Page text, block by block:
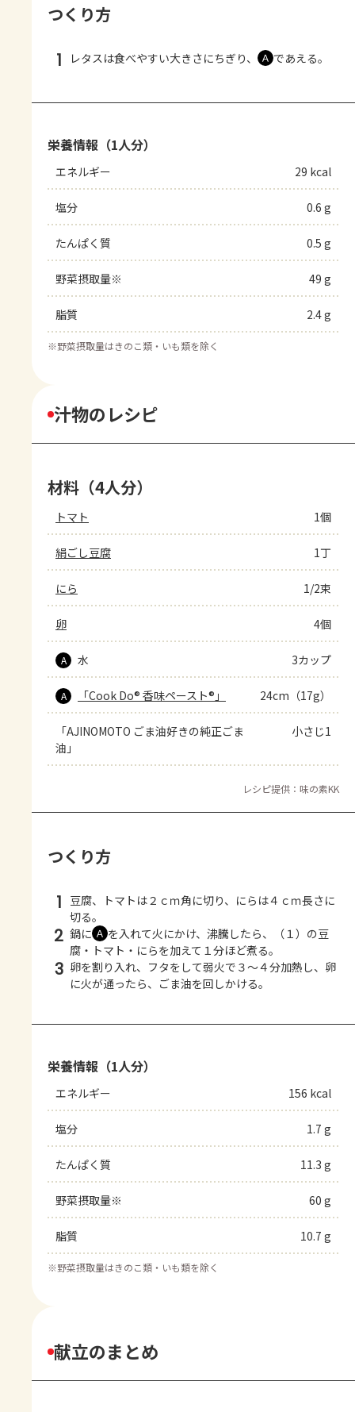
つくり方
1 レタスは食べやすい大きさにちぎり、 Ａ であえる。
栄養情報（1人分）
エネルギー 29 kcal
塩分 0.6 g
たんぱく質 0.5 g
野菜摂取量※ 49 g
脂質 2.4 g
※野菜摂取量はきのこ類・いも類を除く
汁物のレシピ
材料（4人分）
トマト 1個
絹ごし豆腐 1丁
にら 1/2束
卵 4個
A 水 3カップ
A 「Cook Do® 香味ペースト®」 24cm（17g）
「AJINOMOTO ごま油好きの純正ごま
油」
小さじ1
レシピ提供：味の素KK
つくり方
1 豆腐、トマトは２ｃｍ角に切り、にらは４ｃｍ長さに
切る。
2 鍋に Ａ を入れて火にかけ、沸騰したら、（１）の豆
腐・トマト・にらを加えて１分ほど煮る。
3 卵を割り入れ、フタをして弱火で３～４分加熱し、卵
に火が通ったら、ごま油を回しかける。
栄養情報（1人分）
エネルギー 156 kcal
塩分 1.7 g
たんぱく質 11.3 g
野菜摂取量※ 60 g
脂質 10.7 g
※野菜摂取量はきのこ類・いも類を除く
献立のまとめ